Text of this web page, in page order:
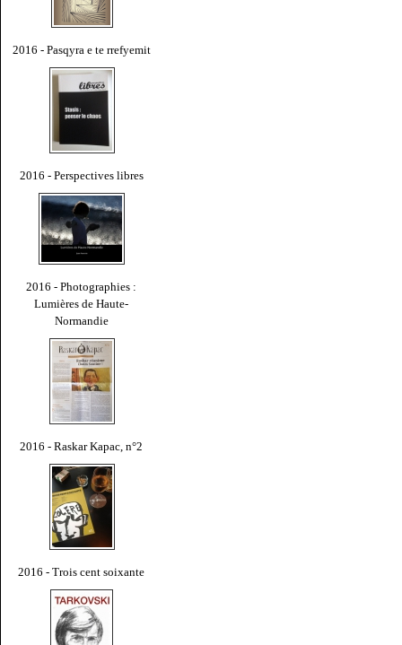
2016 - Pasqyra e te rrefyemit
2016 - Perspectives libres
2016 - Photographies :
Lumières de Haute-
Normandie
2016 - Raskar Kapac, n°2
2016 - Trois cent soixante